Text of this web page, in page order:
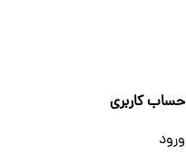
حساب کاربری
ورود